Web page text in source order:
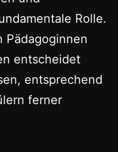
Rolle.
Pädagoginnen
entscheidet
entsprechend
ferner